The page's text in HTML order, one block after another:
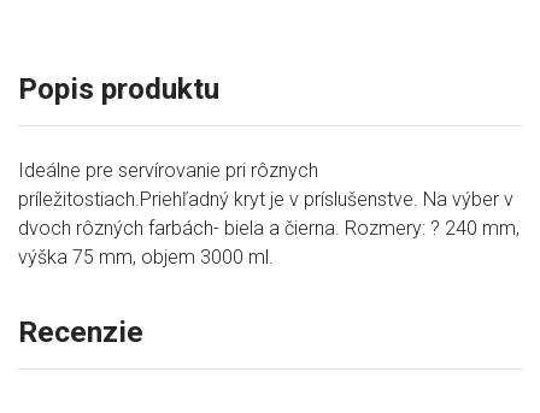
Popis produktu
Ideálne pre servírovanie pri rôznych
príležitostiach.Priehľadný kryt je v príslušenstve. Na výber v
dvoch rôzných farbách- biela a čierna. Rozmery: ? 240 mm,
výška 75 mm, objem 3000 ml.
Recenzie